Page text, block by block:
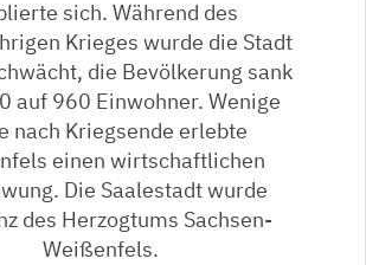
sich. Während des
Krieges wurde die Stadt
die Bevölkerung sank
auf 960 Einwohner. Wenige
nach Kriegsende erlebte
einen wirtschaftlichen
Die Saalestadt wurde
des Herzogtums Sachsen-
Weißenfels.